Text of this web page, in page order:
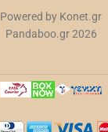
Powered by Konet.gr
Pandaboo.gr 2026